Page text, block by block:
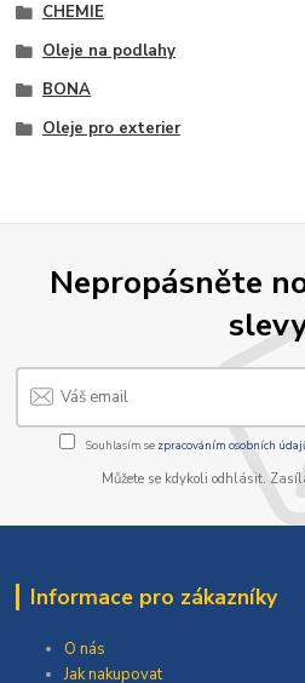
CHEMIE
Oleje na podlahy
BONA
Oleje pro exterier
Nepropásněte
Souhlasím se zpracováním osobních
Můžete se kdykoli odhlásit.
Informace pro zákazníky
O nás
Jak nakupovat